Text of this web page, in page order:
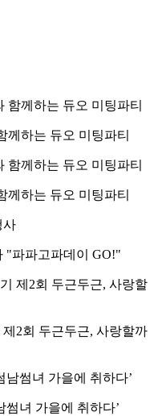
께하는 듀오 미팅파티
께하는 듀오 미팅파티
"파파고파데이 GO!"
2회 두근두근, 사랑할까
썸녀 가을에 취하다’